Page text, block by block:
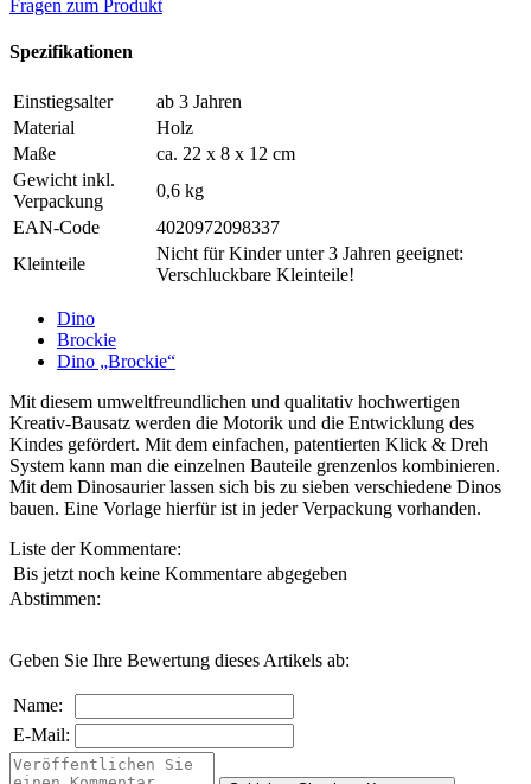
Fragen zum Produkt
Spezifikationen
Einstiegsalter
ab 3 Jahren
Material
Holz
Maße
ca. 22 x 8 x 12 cm
Gewicht inkl.
Verpackung
0,6 kg
EAN-Code
4020972098337
Kleinteile
Nicht für Kinder unter 3 Jahren geeignet:
Verschluckbare Kleinteile!
Dino
Brockie
Dino „Brockie“
Mit diesem umweltfreundlichen und qualitativ hochwertigen
Kreativ-Bausatz werden die Motorik und die Entwicklung des
Kindes gefördert. Mit dem einfachen, patentierten Klick & Dreh
System kann man die einzelnen Bauteile grenzenlos kombinieren.
Mit dem Dinosaurier lassen sich bis zu sieben verschiedene Dinos
bauen. Eine Vorlage hierfür ist in jeder Verpackung vorhanden.
Liste der Kommentare:
Bis jetzt noch keine Kommentare abgegeben
Abstimmen:
Geben Sie Ihre Bewertung dieses Artikels ab:
Name:
E-Mail: